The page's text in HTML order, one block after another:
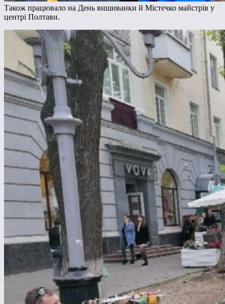
Також працювало на День вишиванки й Містечко майстрів у
центрі Полтави.